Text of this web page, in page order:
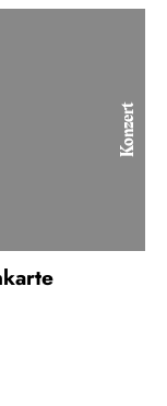
Konzert